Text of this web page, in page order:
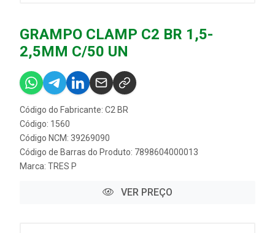
GRAMPO CLAMP C2 BR 1,5-
2,5MM C/50 UN
Código do Fabricante: C2 BR
Código: 1560
Código NCM: 39269090
Código de Barras do Produto: 7898604000013
Marca: TRES P
VER PREÇO